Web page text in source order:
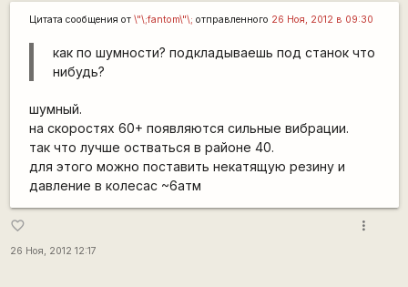
Цитата сообщения от \"\;fantom\"\; отправленного 26 Ноя, 2012 в 09:30
как по шумности? подкладываешь под станок что
нибудь?
шумный.
на скоростях 60+ появляются сильные вибрации.
так что лучше остваться в районе 40.
для этого можно поставить некатящую резину и
давление в колесас ~6атм
favorite_border
26 Ноя, 2012 12:17
more_vert